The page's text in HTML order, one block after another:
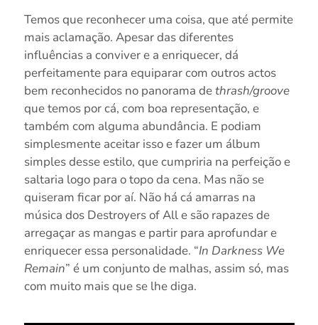
Temos que reconhecer uma coisa, que até permite
mais aclamação. Apesar das diferentes
influências a conviver e a enriquecer, dá
perfeitamente para equiparar com outros actos
bem reconhecidos no panorama dethrash/groove
que temos por cá, com boa representação, e
também com alguma abundância. E podiam
simplesmente aceitar isso e fazer um álbum
simples desse estilo, que cumpriria na perfeição e
saltaria logo para o topo da cena. Mas não se
quiseram ficar por aí. Não há cá amarras na
música dos Destroyers of All e são rapazes de
arregaçar as mangas e partir para aprofundar e
enriquecer essa personalidade. “In Darkness We
Remain” é um conjunto de malhas, assim só, mas
com muito mais que se lhe diga.